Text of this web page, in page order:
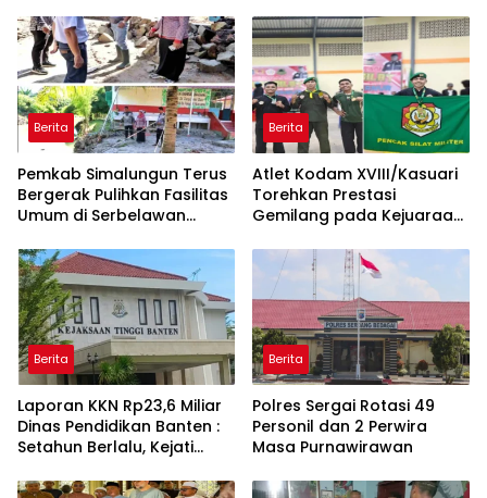
Berita
Pemkab Simalungun Terus
Bergerak Pulihkan Fasilitas
Umum di Serbelawan
Berita
Atlet Kodam XVIII/Kasuari
Torehkan Prestasi
Gemilang pada Kejuaraan
Gubernur Papua Barat
Daya 2026
Berita
Laporan KKN Rp23,6 Miliar
Dinas Pendidikan Banten :
Setahun Berlalu, Kejati
Berita
Polres Sergai Rotasi 49
Personil dan 2 Perwira
Masa Purnawirawan